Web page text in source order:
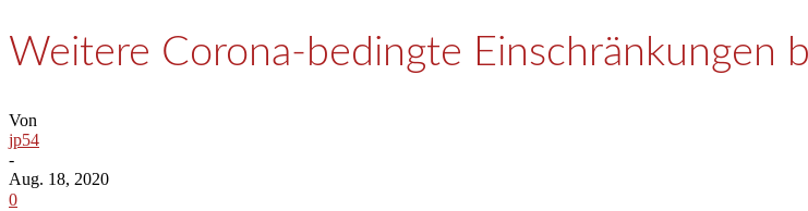
Weitere Corona-bedingte Einschränkungen
Von
jp54
-
Aug. 18, 2020
0